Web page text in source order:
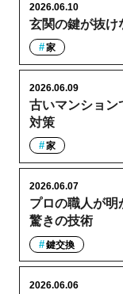
玄関の鍵が抜け
2026.06.10
家
古いマンション
対策
2026.06.09
家
プロの職人が明
驚きの技術
2026.06.07
鍵交換
2026.06.06